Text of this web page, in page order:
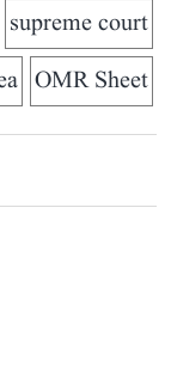
supreme court
OMR Sheet